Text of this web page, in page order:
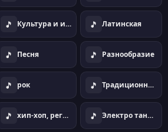
🎵 Культура и информация 🎵 Латинская
🎵 Песня 🎵 Разнообразие
🎵 рок 🎵 Традиционная музыка, фолк
🎵 хип-хоп, регги, рэп 🎵 Электро танцы дом